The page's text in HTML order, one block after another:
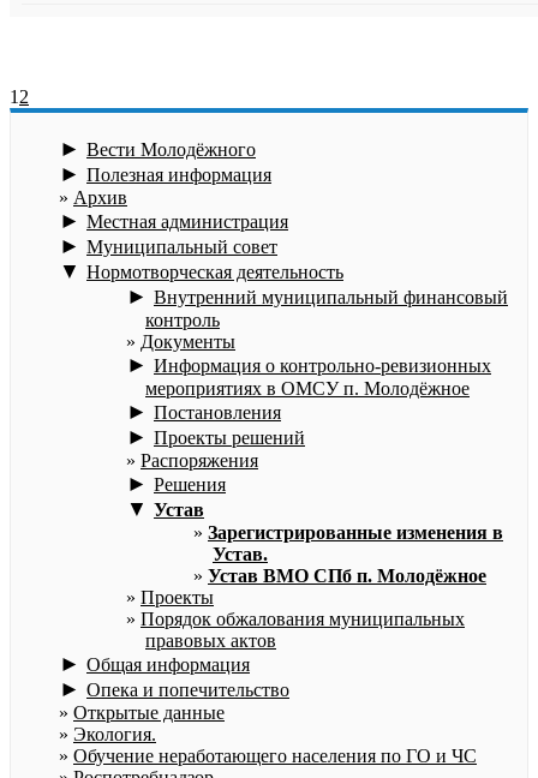
1 2
► Вести Молодёжного
► Полезная информация
Архив
► Местная администрация
► Муниципальный совет
▼ Нормотворческая деятельность
► Внутренний муниципальный финансовый
контроль
Документы
► Информация о контрольно-ревизионных
мероприятиях в ОМСУ п. Молодёжное
► Постановления
► Проекты решений
Распоряжения
► Решения
▼ Устав
Зарегистрированные изменения в
Устав.
Устав ВМО СПб п. Молодёжное
Проекты
Порядок обжалования муниципальных
правовых актов
► Общая информация
► Опека и попечительство
Открытые данные
Экология.
Обучение неработающего населения по ГО и ЧС